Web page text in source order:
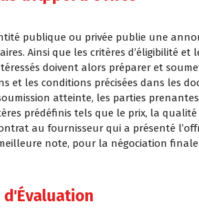
publique ou privée publie une
Ainsi que les critères d’éligibilité et
doivent alors préparer et
et les conditions précisées dans les
atteinte, les parties
prédéfinis tels que le prix, la
au fournisseur qui a présenté
note, pour la négociation
d'Évaluation